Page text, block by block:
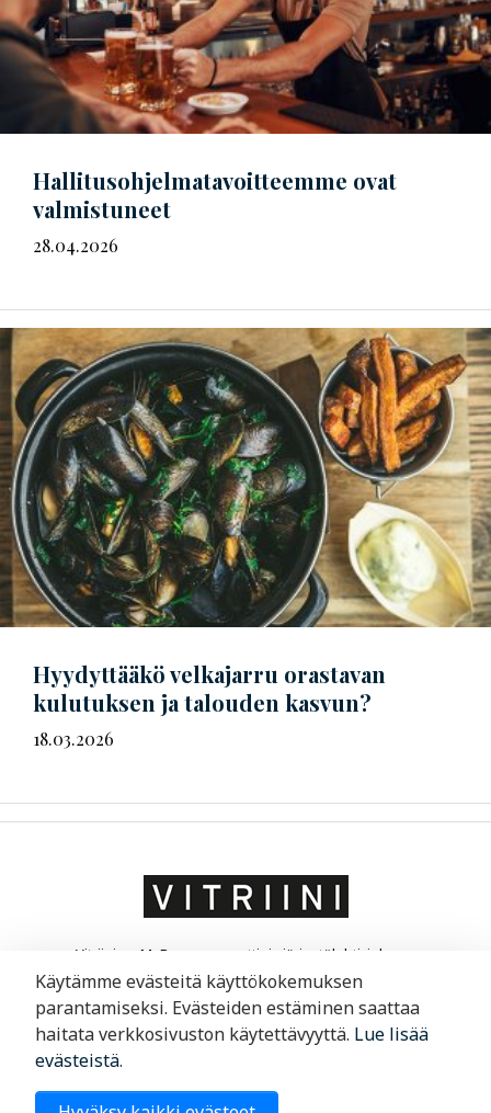
Hal­li­tus­oh­jel­ma­ta­voit­teem­me ovat
valmistuneet
28.04.2026
Hyydyttääkö velkajarru orastavan
kulutuksen ja talouden kasvun?
18.03.2026
Vitriini on MaRa ry:n ammatti- ja järjestölehti, joka on
suunnattu matkailu- ja ravintola-alan yrittäjille ja
liikkeenjohdolle. Vitriini kertoo yrityksistä ja niiden
toimintaympäristöstä.
Käytämme evästeitä käyttökokemuksen
parantamiseksi. Evästeiden estäminen saattaa
haitata verkkosivuston käytettävyyttä. Lue lisää
evästeistä.